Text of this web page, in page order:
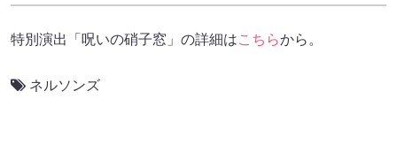
特別演出「呪いの硝子窓」の詳細はこちらから。
ネルソンズ